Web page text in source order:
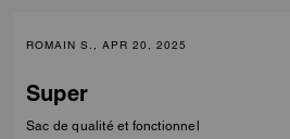
ROMAIN S., APR 20, 2025
Super
Sac de qualité et fonctionnel